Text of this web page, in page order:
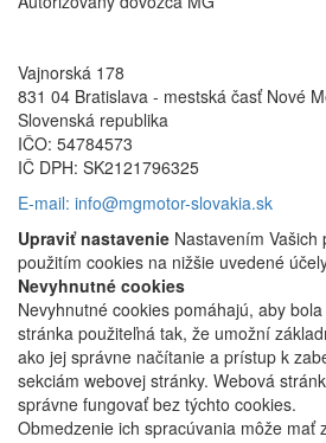
Vajnorská 178
831 04 Bratislava - mestská časť Nové
Slovenská republika
IČO: 54784573
IČ DPH: SK2121796325
E-mail: info@mgmotor-slovakia.sk
Upraviť nastavenie Nastavením
použitím cookies na nižšie uvedené
Nevyhnutné cookies
Nevyhnutné cookies pomáhajú, aby
stránka použiteľná tak, že umožní
ako jej správne načítanie a prístup k
sekciám webovej stránky. Webová
správne fungovať bez týchto cookies.
Obmedzenie ich spracúvania môže mať